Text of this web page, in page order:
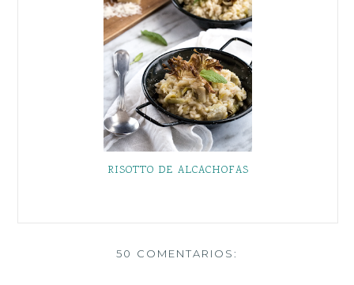
RISOTTO DE ALCACHOFAS
50 COMENTARIOS: